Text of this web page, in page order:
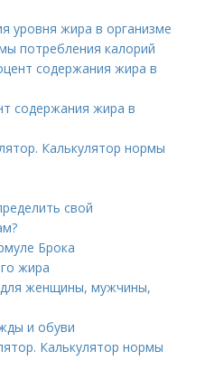
уровня жира в организме
потребления калорий
содержания жира в
содержания жира в
Калькулятор нормы
свой
Брока
жира
для женщины, мужчины,
и обуви
Калькулятор нормы